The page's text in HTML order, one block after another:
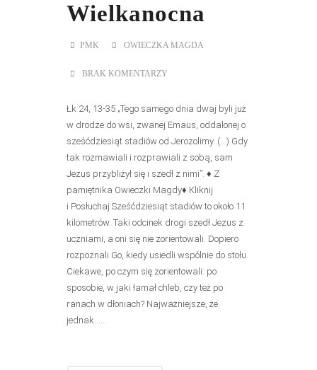
Wielkanocna
PMK OWIECZKA MAGDA
BRAK KOMENTARZY
Łk 24, 13-35 „Tego samego dnia dwaj byli już
w drodze do wsi, zwanej Emaus, oddalonej o
sześćdziesiąt stadiów od Jerozolimy. (…) Gdy
tak rozmawiali i rozprawiali z sobą, sam
Jezus przybliżył się i szedł z nimi”. ♦ Z
pamiętnika Owieczki Magdy♦ Kliknij
i Posłuchaj Sześćdziesiąt stadiów to około 11
kilometrów. Taki odcinek drogi szedł Jezus z
uczniami, a oni się nie zorientowali. Dopiero
rozpoznali Go, kiedy usiedli wspólnie do stołu.
Ciekawe, po czym się zorientowali: po
sposobie, w jaki łamał chleb, czy też po
ranach w dłoniach? Najważniejsze, że
jednak......